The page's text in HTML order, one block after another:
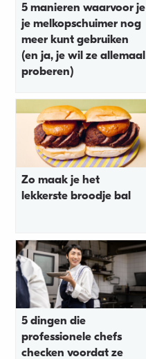
5 manieren waarvoor je
je melkopschuimer nog
meer kunt gebruiken
(en ja, je wil ze allemaal
proberen)
Zo maak je het
lekkerste broodje bal
5 dingen die
professionele chefs
checken voordat ze